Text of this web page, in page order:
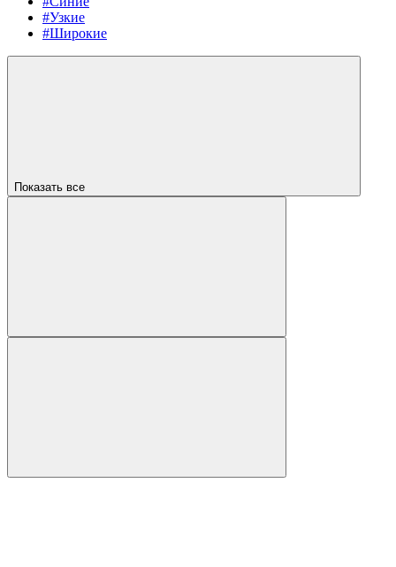
#Узкие
#Широкие
Показать все